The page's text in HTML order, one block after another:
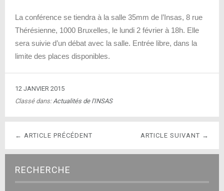
La conférence se tiendra à la salle 35mm de l’Insas, 8 rue
Thérésienne, 1000 Bruxelles, le lundi 2 février à 18h. Elle
sera suivie d’un débat avec la salle. Entrée libre, dans la
limite des places disponibles.
12 JANVIER 2015
Classé dans:Actualités de l'INSAS
ARTICLE SUIVANT →
← ARTICLE PRÉCÉDENT
RECHERCHE